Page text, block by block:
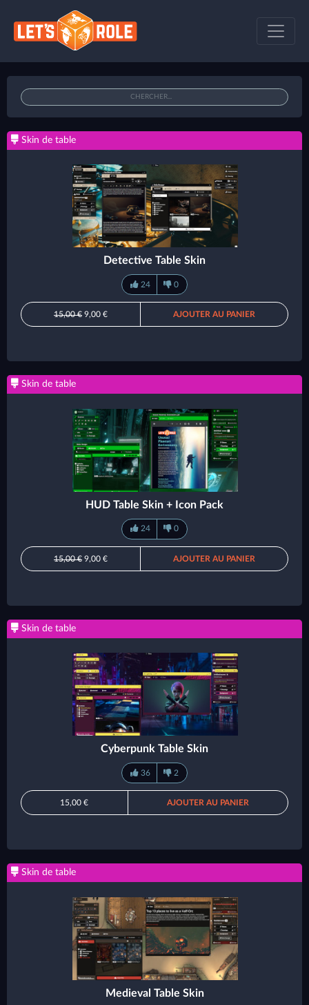
Skin de table
Detective Table Skin
24 0
15,00 € 9,00 € AJOUTER AU PANIER
Skin de table
HUD Table Skin + Icon Pack
24 0
15,00 € 9,00 € AJOUTER AU PANIER
Skin de table
Cyberpunk Table Skin
36 2
15,00 € AJOUTER AU PANIER
Skin de table
Medieval Table Skin